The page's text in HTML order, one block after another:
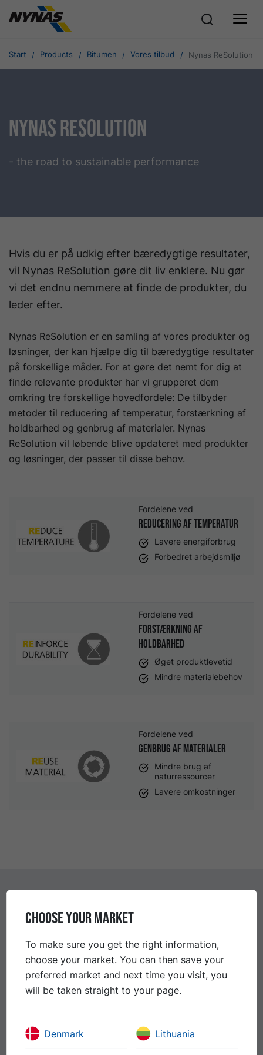
Start Products Bitumen Vores tilbud Nynas ReSolution
Nynas ReSolution
- the road to sustainable performance
Hvis du er på udkig efter bæredygtige resultater,
vil Nynas ReSolution gøre dit liv enklere. Nu gør
vi det endnu nemmere at finde de produkter, du
leder efter.
Nynas ReSolution er en samling af vores produkter og
løsninger, der kan hjælpe dig til bæredygtige resultater
på forskellige måder. For at gøre det nemt for dig at
finde relevante produkter har vi grupperet dem
omkring tre forskellige hovedfordele: De tilbyder
metoder til reducering af temperatur, forstærkning af
holdbarhed og genbrug af materialer. Nynas
ReSolution vil løbende blive opdateret med produkter
og løsninger, der passer til disse behov.
Fordelene ved
Reducering af temperatur
Lavere energiforbrug
Forbedret arbejdsmiljø
Fordelene ved
Forstærkning af
holdbarhed
Øget produktlevetid
Mindre materialebehov
Fordelene ved
Genbrug af materialer
Mindre brug af
naturressourcer
Lavere omkostninger
Kontakter
Petter Stange
Sales Director Scandinavia
petter.stange@nynas.com
CHOOSE YOUR MARKET
To make sure you get the right information,
choose your market. You can then save your
preferred market and next time you visit, you
will be taken straight to your page.
Denmark Lithuania